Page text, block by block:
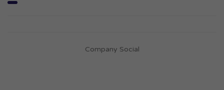
Company Social